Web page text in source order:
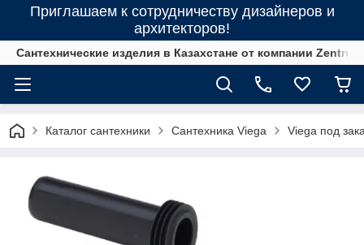
Приглашаем к сотрудничеству дизайнеров и
архитекторов!
Сантехнические изделия в Казахстане от компании Zentrum
Каталог сантехники Сантехника Viega Viega под